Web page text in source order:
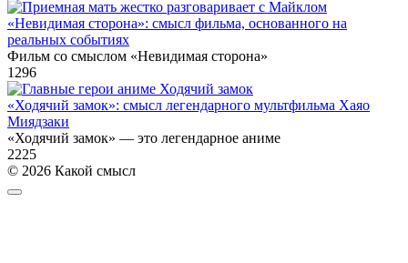
«Невидимая сторона»: смысл фильма, основанного на
реальных событиях
Фильм со смыслом «Невидимая сторона»
1296
«Ходячий замок»: смысл легендарного мультфильма Хаяо
Миядзаки
«Ходячий замок» — это легендарное аниме
2225
© 2026 Какой смысл